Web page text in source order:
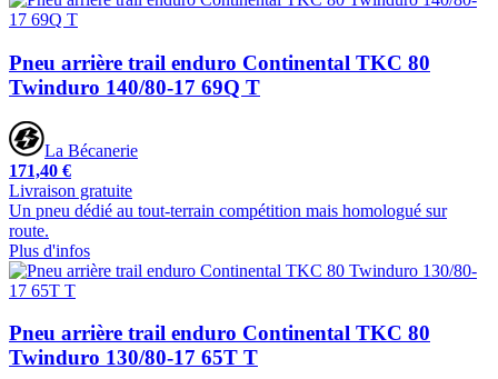
Pneu arrière trail enduro Continental TKC 80
Twinduro 140/80-17 69Q T
La Bécanerie
171,40 €
Livraison gratuite
Un pneu dédié au tout-terrain compétition mais homologué sur
route.
Plus d'infos
Pneu arrière trail enduro Continental TKC 80
Twinduro 130/80-17 65T T